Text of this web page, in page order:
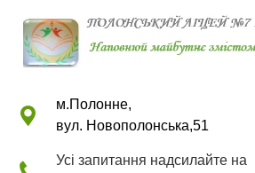
м.Полонне,
вул. Новополонська,51
Усі запитання надсилайте на